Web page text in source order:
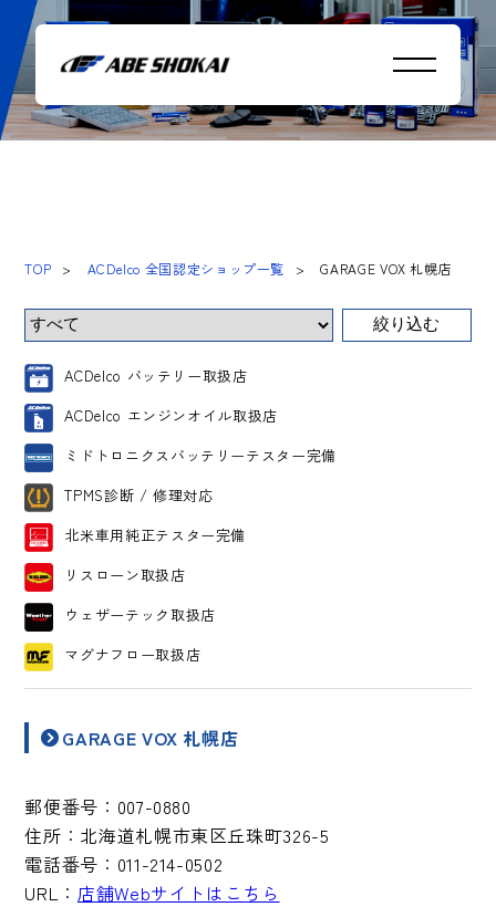
GARAGE VOX 札幌店
TOP ACDelco 全国認定ショップ一覧 GARAGE VOX 札幌店
ACDelco バッテリー取扱店
ACDelco エンジンオイル取扱店
ミドトロニクスバッテリーテスター完備
TPMS診断 / 修理対応
北米車用純正テスター完備
リスローン取扱店
ウェザーテック取扱店
マグナフロー取扱店
GARAGE VOX 札幌店
郵便番号： 007-0880
住所： 北海道札幌市東区丘珠町326-5
電話番号： 011-214-0502
URL： 店舗Webサイトはこちら